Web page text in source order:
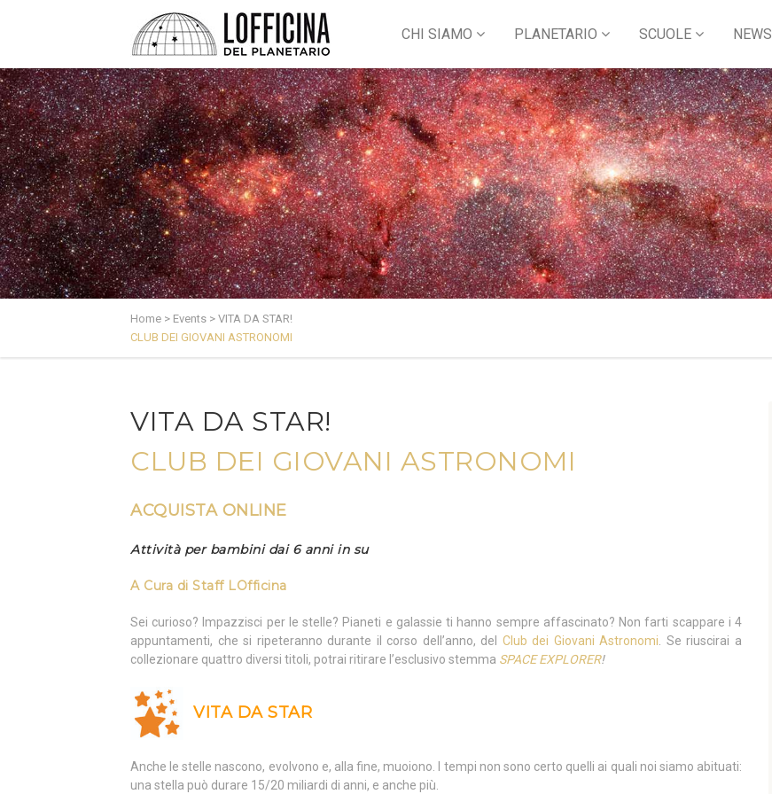
CHI SIAMO PLANETARIO SCUOLE NEWS
Home > Events > VITA DA STAR!
CLUB DEI GIOVANI ASTRONOMI
VITA DA STAR!
CLUB DEI GIOVANI ASTRONOMI
ACQUISTA ONLINE
Attività per bambini dai 6 anni in su
A Cura di Staff LOfficina
Sei curioso? Impazzisci per le stelle? Pianeti e galassie ti hanno sempre affascinato? Non farti scappare i 4
appuntamenti, che si ripeteranno durante il corso dell’anno, del Club dei Giovani Astronomi . Se riuscirai a
collezionare quattro diversi titoli, potrai ritirare l’esclusivo stemma SPACE EXPLORER!
VITA DA STAR
Anche le stelle nascono, evolvono e, alla fine, muoiono. I tempi non sono certo quelli ai quali noi siamo abituati:
una stella può durare 15/20 miliardi di anni, e anche più.